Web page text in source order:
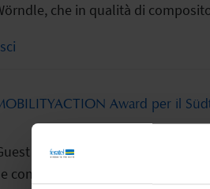
che in qualità di
Award per il
Pass è stato insignito del
coniuga con successo la